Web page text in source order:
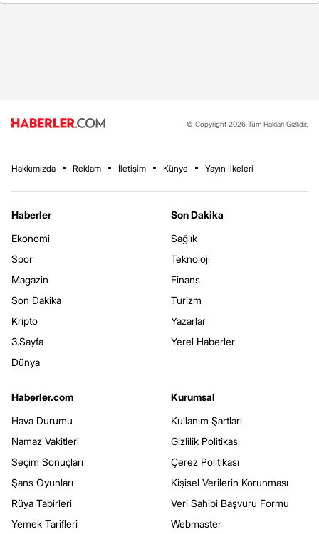
© Copyright 2026 Tüm Hakları Gizlidir.
Hakkımızda Reklam İletişim Künye Yayın İlkeleri
Haberler
Ekonomi
Spor
Magazin
Son Dakika
Kripto
3.Sayfa
Dünya
Son Dakika
Sağlık
Teknoloji
Finans
Turizm
Yazarlar
Yerel Haberler
Haberler.com
Hava Durumu
Namaz Vakitleri
Seçim Sonuçları
Şans Oyunları
Rüya Tabirleri
Yemek Tarifleri
Kurumsal
Kullanım Şartları
Gizlilik Politikası
Çerez Politikası
Kişisel Verilerin Korunması
Veri Sahibi Başvuru Formu
Webmaster